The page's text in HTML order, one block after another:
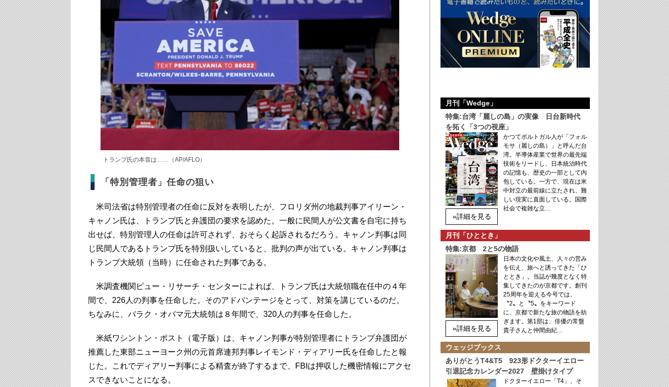
トランプ氏の本音は……（AP/AFLO）
「特別管理者」任命の狙い
米司法省は特別管理者の任命に反対を表明したが、フロリダ州の地裁判事アイリーン・
キャノン氏は、トランプ氏と弁護団の要求を認めた。一般に民間人が公文書を自宅に持ち
出せば、特別管理人の任命は許可されず、おそらく起訴されるだろう。キャノン判事は同
じ民間人であるトランプ氏を特別扱いしていると、批判の声が出ている。キャノン判事は
トランプ大統領（当時）に任命された判事である。
米調査機関ピュー・リサーチ・センターによれば、トランプ氏は大統領職在任中の４年
間で、226人の判事を任命した。そのアドバンテージをとって、対策を講じているのだ。
ちなみに、バラク・オバマ元大統領は８年間で、320人の判事を任命した。
米紙ワシントン・ポスト（電子版）は、キャノン判事が特別管理者にトランプ弁護団が
推薦した東部ニューヨーク州の元首席連邦判事レイモンド・ディアリー氏を任命したと報
じた。
これでディアリー判事による精査が終了するまで、FBIは押収した機密情報にアクセ
スできないことになる。
月刊「Wedge」
特集:台湾「麗しの島」の実像 日台新時代
を拓く「3つの視座」
»詳細を見る
かつてポルトガル人が「フォル
モサ（麗しの島）」と呼んだ台
湾。半導体産業で世界の最先端
技術をリードし、日本統治時代
の記憶も、歴史の一部として内
包している。一方で、現在は米
中対立の最前線に立たされ、難
しい現実に直面している。国際
社会で複雑な立…
月刊「ひととき」
特集:京都 2と5の物語
»詳細を見る
日本の文化や風土、人々の営み
を伝え、旅へと誘ってきた「ひ
ととき」。当誌が幾度となく特
集してきたのが京都です。創刊
25周年を迎える今号では、
〝2〟と〝5〟をキーワード
に、京都で新たな旅の物語を紡
ぎます。第1部は、俳優の常盤
貴子さんと仲間由紀…
ウェッジブックス
ありがとうT4&T5 923形ドクターイエロー
引退記念カレンダー2027 壁掛けタイプ
ドクターイエロー「T4」、そ